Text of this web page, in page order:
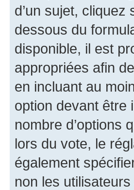
d’un sujet, cliquez
dessous du
disponible, il est
appropriées afin
en incluant au
option devant être
nombre d’options
lors du vote, le
également
non les